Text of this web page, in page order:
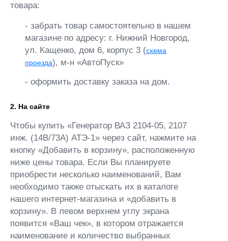
товара:
- забрать товар самостоятельно в нашем
магазине по адресу: г. Нижний Новгород,
ул. Кащенко, дом 6, корпус 3 (схема
проезда), м-н «АвтоПуск»
- оформить доставку заказа на дом.
2. На сайте
Чтобы купить «Генератор ВАЗ 2104-05, 2107
инж. (14В/73А) АТЭ-1» через сайт, нажмите на
кнопку «Добавить в корзину», расположенную
ниже цены товара. Если Вы планируете
приобрести несколько наименований, Вам
необходимо также отыскать их в каталоге
нашего интернет-магазина и «добавить в
корзину». В левом верхнем углу экрана
появится «Ваш чек», в котором отражается
наименование и количество выбранных